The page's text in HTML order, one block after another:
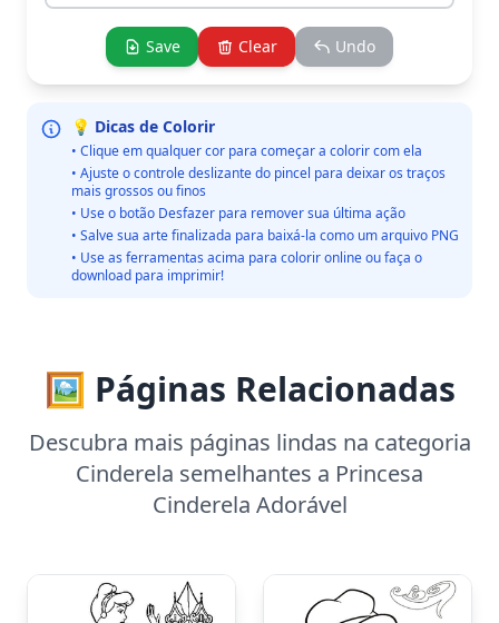
Save Clear Undo
💡 Dicas de Colorir
• Clique em qualquer cor para começar a colorir com ela
• Ajuste o controle deslizante do pincel para deixar os traços
mais grossos ou finos
• Use o botão Desfazer para remover sua última ação
• Salve sua arte finalizada para baixá-la como um arquivo PNG
• Use as ferramentas acima para colorir online ou faça o
download para imprimir!
🖼️ Páginas Relacionadas
Descubra mais páginas lindas na categoria
Cinderela semelhantes a Princesa
Cinderela Adorável